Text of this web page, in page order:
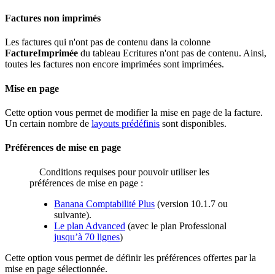
Factures non imprimés
Les factures qui n'ont pas de contenu dans la colonne
FactureImprimée du tableau Ecritures n'ont pas de contenu. Ainsi,
toutes les factures non encore imprimées sont imprimées.
Mise en page
Cette option vous permet de modifier la mise en page de la facture.
Un certain nombre de layouts prédéfinis sont disponibles.
Préférences de mise en page
Conditions requises pour pouvoir utiliser les
préférences de mise en page :
Banana Comptabilité Plus (version 10.1.7 ou
suivante).
Le plan Advanced (avec le plan Professional
jusqu’à 70 lignes)
Cette option vous permet de définir les préférences offertes par la
mise en page sélectionnée.